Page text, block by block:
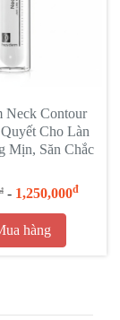
Neck Contour
Cho Làn
Mịn, Săn Chắc
- 1,250,000đ
hàng